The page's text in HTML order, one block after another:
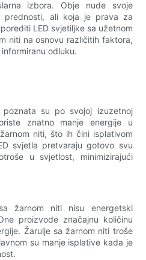
izbora. Obje nude svoje
prednosti, ali koja je prava za
LED svjetiljke sa užetnom
niti na osnovu različitih faktora,
odluku.
poznata su po svojoj izuzetnoj
znatno manje energije u
niti, što ih čini isplativom
svjetla pretvaraju gotovo svu
u svjetlost, minimizirajući
žarnom niti nisu energetski
proizvode značajnu količinu
Žarulje sa žarnom niti troše
su manje isplative kada je